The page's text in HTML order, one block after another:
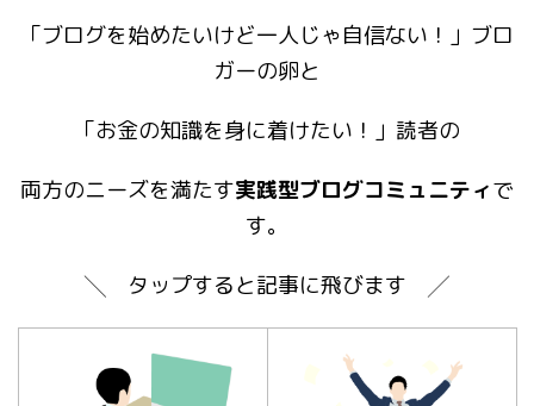
「ブログを始めたいけど一人じゃ自信ない！」ブロ
ガーの卵と
「お金の知識を身に着けたい！」読者の
両方のニーズを満たす実践型ブログコミュニティで
す。
╲ タップすると記事に飛びます ╱